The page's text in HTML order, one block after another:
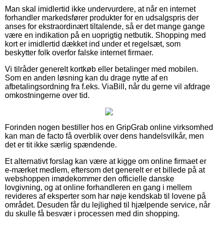
Man skal imidlertid ikke undervurdere, at når en internet
forhandler markedsfører produkter for en udsalgspris der
anses for ekstraordinært tiltalende, så er det mange gange
være en indikation på en uoprigtig netbutik. Shopping med
kort er imidlertid dækket ind under et regelsæt, som
beskytter folk overfor falske internet firmaer.
Vi tilråder generelt kortkøb eller betalinger med mobilen.
Som en anden løsning kan du drage nytte af en
afbetalingsordning fra f.eks. ViaBill, når du gerne vil afdrage
omkostningerne over tid.
Forinden nogen bestiller hos en GripGrab online virksomhed
kan man de facto få overblik over dens handelsvilkår, men
det er tit ikke særlig spændende.
Et alternativt forslag kan være at kigge om online firmaet er
e-mærket medlem, eftersom det generelt er et billede på at
webshoppen imødekommer den officielle danske
lovgivning, og at online forhandleren en gang i mellem
revideres af eksperter som har nøje kendskab til lovene på
området. Desuden får du lejlighed til hjælpende service, når
du skulle få besvær i processen med din shopping.